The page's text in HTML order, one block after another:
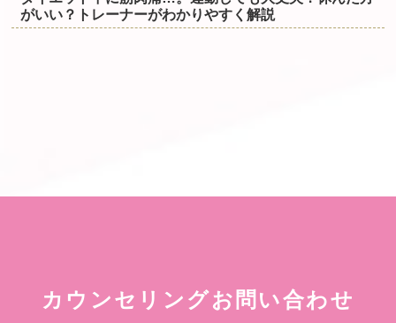
がいい？トレーナーがわかりやすく解説
カウンセリングお問い合わせ